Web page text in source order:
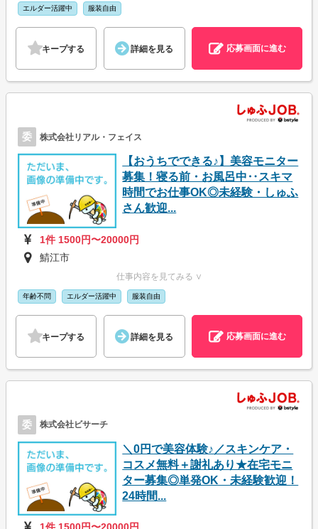
エルダー活躍中 服装自由
キープする 詳細を見る 応募画面に進む
委 株式会社リアル・フェイス
【おうちでできる♪】美容モニター
募集！寝る前・お風呂中‥スキマ
時間でお仕事OK◎未経験・しゅふ
さん歓迎...
1件 1500円〜20000円
鯖江市
仕事内容を見てみる ∨
年齢不問 エルダー活躍中 服装自由
キープする 詳細を見る 応募画面に進む
委 株式会社ビサーチ
＼0円で美容体験♪／スキンケア・
コスメ無料＋謝礼あり★在宅モニ
ター募集◎単発OK・未経験歓迎！
24時間...